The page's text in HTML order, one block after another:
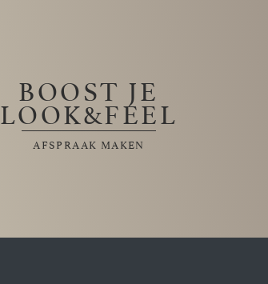
BOOST JE
LOOK&FEEL
AFSPRAAK MAKEN